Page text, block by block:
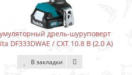
Аккумуляторный шуруповерт-
отвертка Makita DF001DW
В закладки